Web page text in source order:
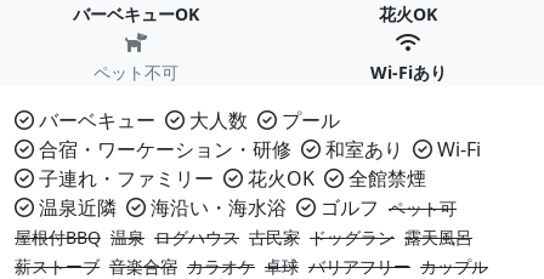
バーベキューOK 花火OK
ペット不可 Wi-Fiあり
バーベキュー 大人数
プール
合宿・ワーケーション・研修
和室あり
Wi-Fi
子連れ・ファミリー
花火OK
全館禁煙
温泉近隣
海沿い・海水浴 ゴルフ ペット可
屋根付BBQ 温泉 ログハウス 古民家 ドッグラン 露天風呂
薪ストーブ 音楽合宿 カラオケ 卓球 バリアフリー カップル